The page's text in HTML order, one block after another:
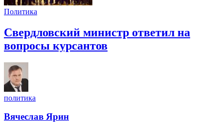
Политика
Свердловский министр ответил на
вопросы курсантов
политика
Вячеслав Ярин